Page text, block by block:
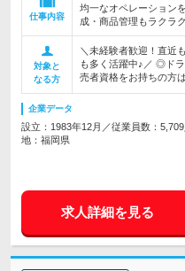
仕事内容
均一なオペレーション
成・商品管理もラクラク
対象と
なる方
＼未経験者歓迎！直近
も多く活躍中♪／ ◎ド
売者資格をお持ちの方
企業データ
設立：1983年12月／従業員数：
地：福岡県
求人詳細を見る